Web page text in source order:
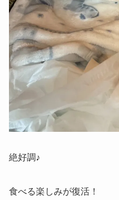
絶好調♪
食べる楽しみが復活！